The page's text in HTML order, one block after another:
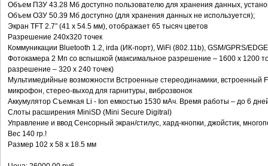
Объем ПЗУ 43.28 Мб доступно пользователю для хранения данных,
Объем ОЗУ 50.39 Мб доступно (для хранения данных не используется);
Экран TFT 2.7” (41 x 54.5 мм), отображает 65 тысяч цветов
Разрешение 240х320 точек
Коммуникации Bluetooth 1.2, irda (ИК-порт), WiFi (802.11b), GSM/GPRS/EDGE
Фотокамера 2 Мп со вспышкой (максимальное разрешение – 1600 x 1200
разрешение – 320 x 240 точек)
Мультимедийные возможности Встроенные стереодинамики, встроенный
микрофон, стерео-выход для гарнитуры, виброзвонок
Аккумулятор Съемная Li - Ion емкостью 1530 мАч. Время работы – до 6
Слоты расширения MiniSD (Mini Secure Digitral)
Управление и ввод Сенсорный экран/стилус, хард-кнопки, джойстик,
Вес 140 гр.!
Размер 102 x 58 x 18.5 мм